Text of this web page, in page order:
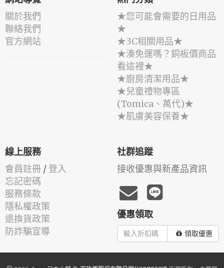
關於我們
聯絡我們
官方網站
★您可能會需要的日用品
★
★3C相關用品★
★湊免運嗎？銅板價商品
看這裡★
★廚房清潔用品★
★兒童禮物專區
(Tomica、萬代)★
★肌膚美容保養★
線上服務
會員註冊 / 登入
忘記密碼
服務條款
隱私權政策
退換貨政策
防詐騙宣導
社群追蹤
接收優惠與新產品資訊
優惠領取
領取優惠